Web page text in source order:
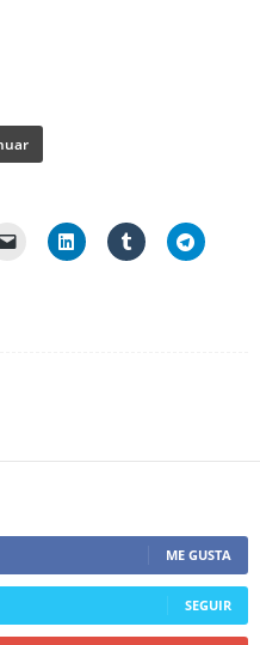
ME GUSTA
SEGUIR